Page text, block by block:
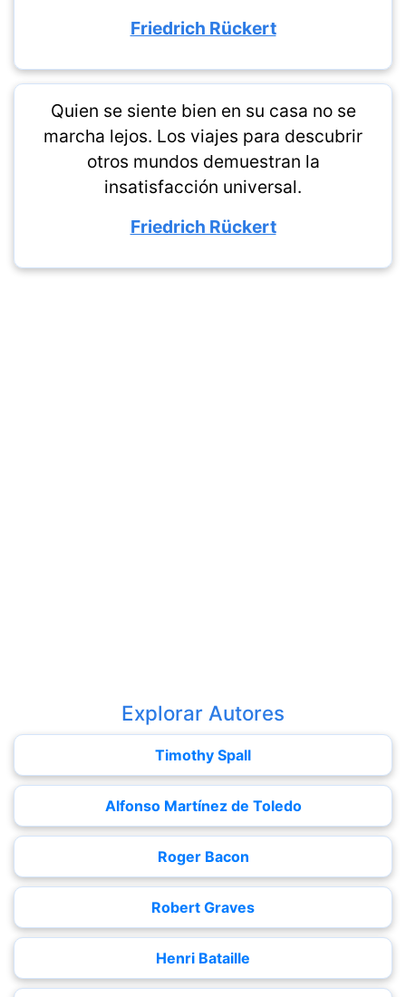
Friedrich Rückert
Quien se siente bien en su casa no se
marcha lejos. Los viajes para descubrir
otros mundos demuestran la
insatisfacción universal.
Friedrich Rückert
Explorar Autores
Timothy Spall
Alfonso Martínez de Toledo
Roger Bacon
Robert Graves
Henri Bataille